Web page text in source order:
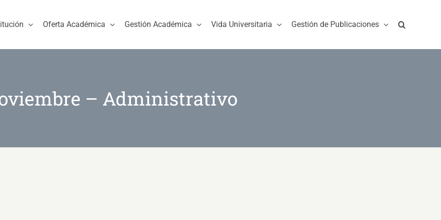
Oferta Académica Gestión Académica Vida Universitaria Gestión de Publicaciones
– Administrativo